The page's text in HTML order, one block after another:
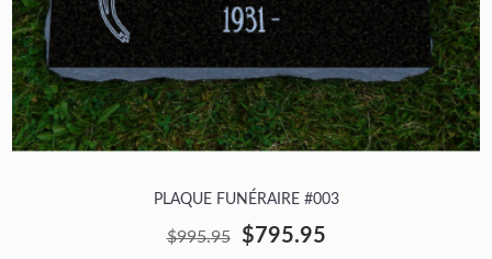
PLAQUE FUNÉRAIRE #003
$995.95 $795.95